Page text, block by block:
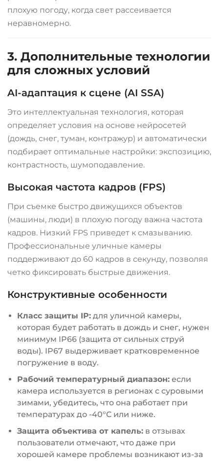
плохую погоду, когда свет рассеивается
неравномерно.
3. Дополнительные технологии
для сложных условий
AI-адаптация к сцене (AI SSA)
Это интеллектуальная технология, которая
определяет условия на основе нейросетей
(дождь, снег, туман, контражур) и автоматически
подбирает оптимальные настройки: экспозицию,
контрастность, шумоподавление.
Высокая частота кадров (FPS)
При съемке быстро движущихся объектов
(машины, люди) в плохую погоду важна частота
кадров. Низкий FPS приведет к смазыванию.
Профессиональные уличные камеры
поддерживают до 60 кадров в секунду, позволяя
четко фиксировать быстрые движения.
Конструктивные особенности
Класс защиты IP: для уличной камеры,
которая будет работать в дождь и снег, нужен
минимум IP66 (защита от сильных струй
воды). IP67 выдерживает кратковременное
погружение в воду.
Рабочий температурный диапазон: если
камера используется в регионах с суровыми
зимами, убедитесь, что она работает при
температурах до -40°C или ниже.
Защита объектива от капель: в отзывах
пользователи отмечают, что даже при
хорошей камере проблемы возникают из-за